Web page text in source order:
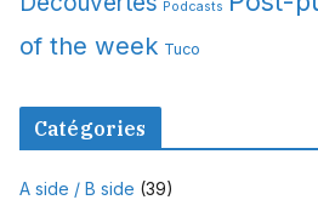
Podcasts
of the week Tuco
Catégories
A side / B side (39)